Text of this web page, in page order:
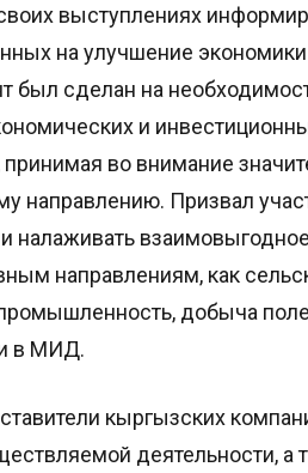
выступлениях
на улучшение
был сделан на
и
во внимание
направлению. Призвал
налаживать
направлениям, как
добыча
в МИД.
кыргызских
деятельности, а